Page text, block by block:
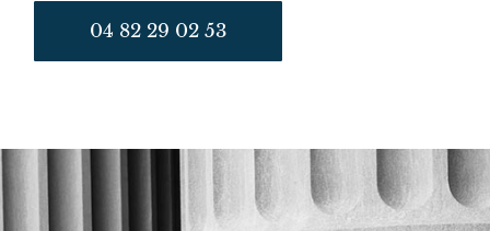
04 82 29 02 53